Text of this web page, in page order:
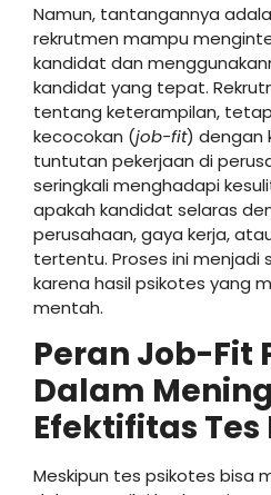
Namun, tantangannya
rekrutmen mampu
kandidat dan
kandidat yang tepat.
tentang keterampilan,
kecocokan (job-fit) dengan
tuntutan pekerjaan di
seringkali menghadapi
apakah kandidat selaras
perusahaan, gaya kerja,
tertentu. Proses ini menjadi
karena hasil psikotes yang
mentah.
Peran Job-Fit
Dalam
Efektifitas Tes
Meskipun tes psikotes bisa